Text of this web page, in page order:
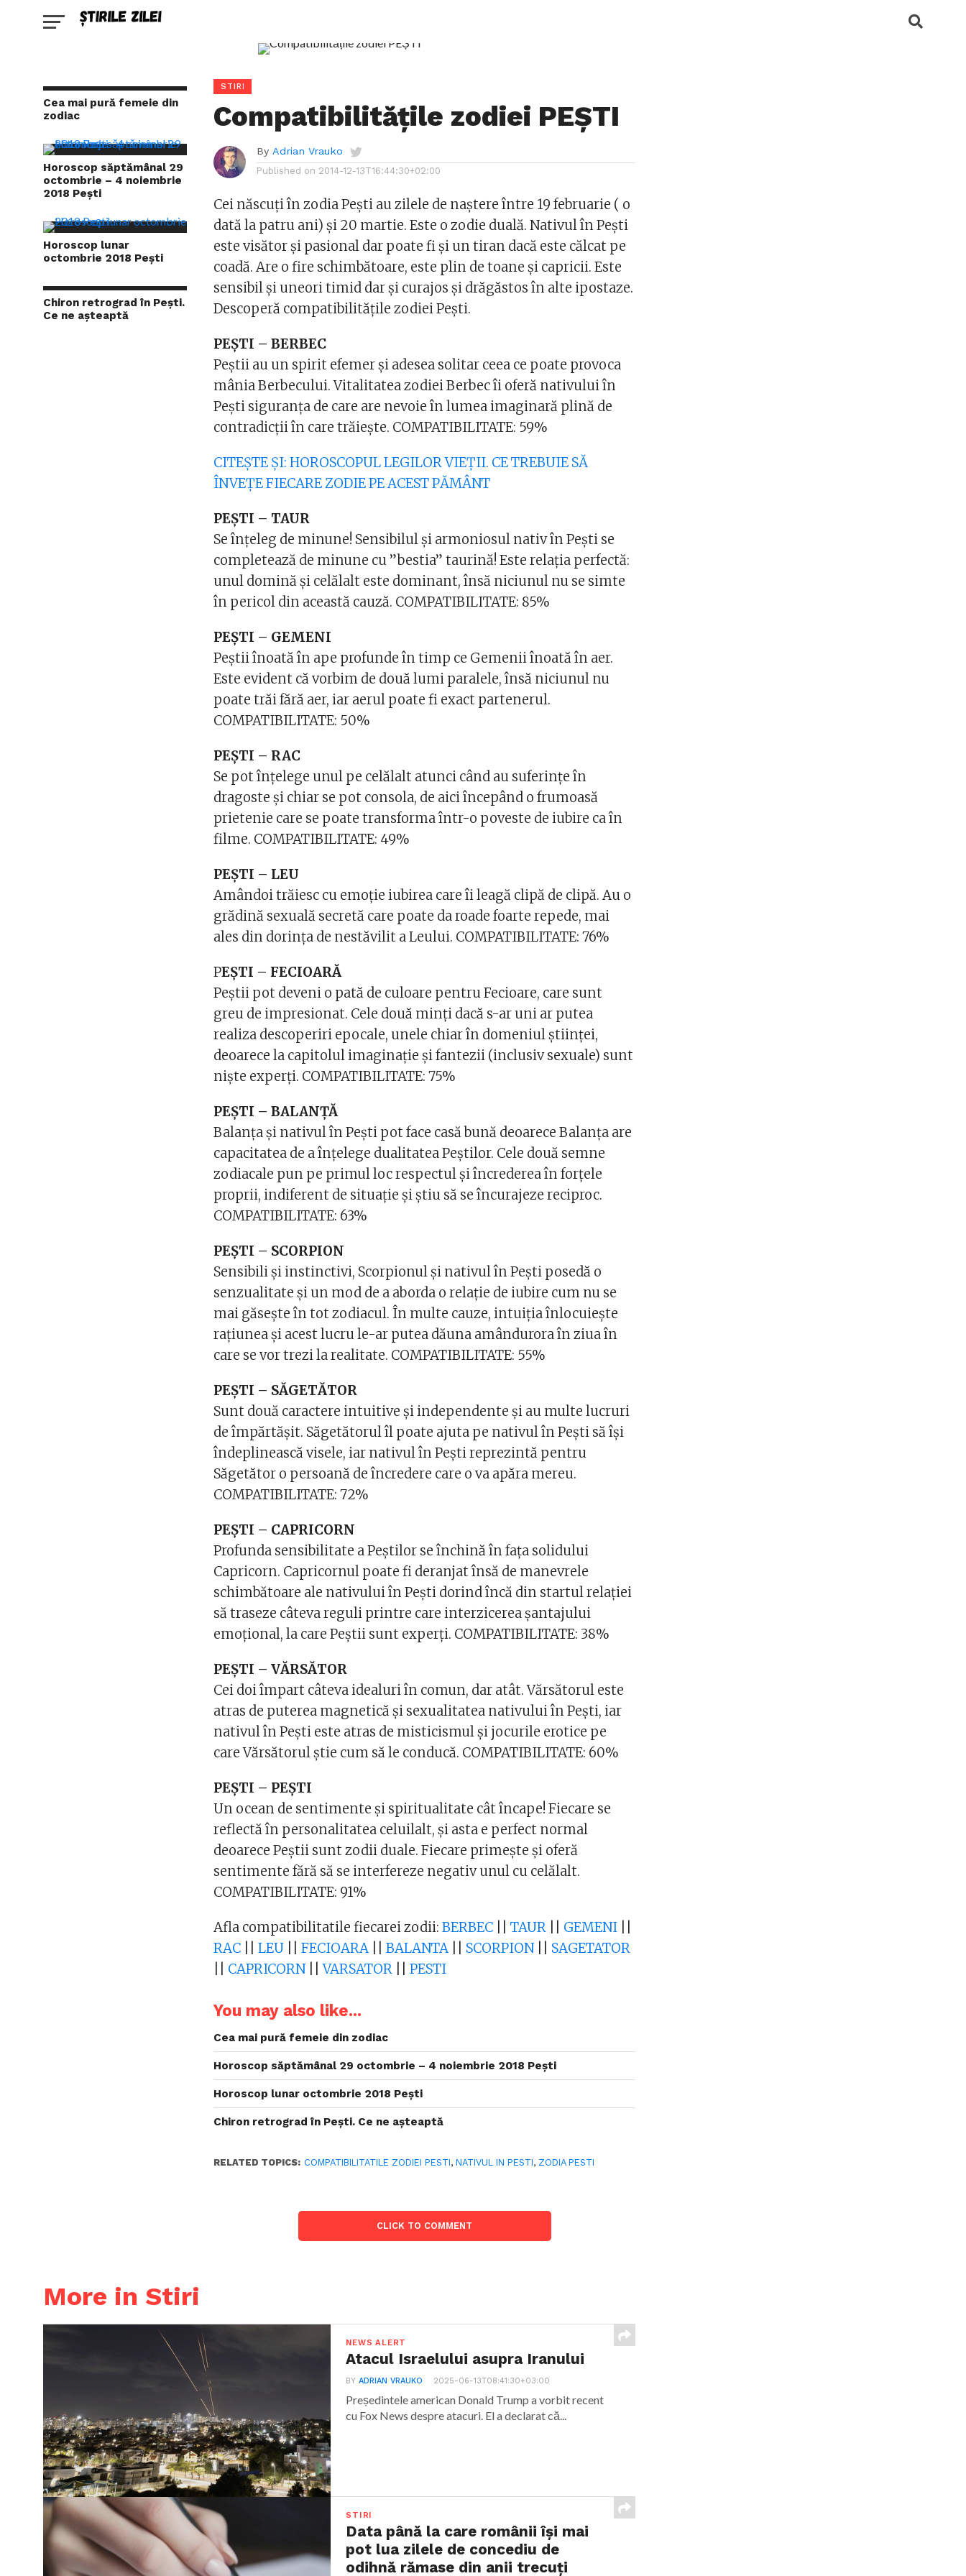
Cea mai pură femeie din
zodiac
Horoscop săptămânal 29
octombrie – 4 noiembrie
2018 Pești
Horoscop lunar
octombrie 2018 Pești
Chiron retrograd în Pești.
Ce ne așteaptă
STIRI
Compatibilitățile zodiei PEȘTI
By Adrian Vrauko
Published on 2014-12-13T16:44:30+02:00
Cei născuți în zodia Pești au zilele de naștere între 19 februarie ( o
dată la patru ani) și 20 martie. Este o zodie duală. Nativul în Pești
este visător și pasional dar poate fi și un tiran dacă este călcat pe
coadă. Are o fire schimbătoare, este plin de toane și capricii. Este
sensibil și uneori timid dar și curajos și drăgăstos în alte ipostaze.
Descoperă compatibilitățile zodiei Pești.
PEȘTI – BERBEC
Peștii au un spirit efemer și adesea solitar ceea ce poate provoca
mânia Berbecului. Vitalitatea zodiei Berbec îi oferă nativului în
Pești siguranța de care are nevoie în lumea imaginară plină de
contradicții în care trăiește. COMPATIBILITATE: 59%
CITEȘTE ȘI: HOROSCOPUL LEGILOR VIEȚII. CE TREBUIE SĂ
ÎNVEȚE FIECARE ZODIE PE ACEST PĂMÂNT
PEȘTI – TAUR
Se înțeleg de minune! Sensibilul și armoniosul nativ în Pești se
completează de minune cu ”bestia” taurină! Este relația perfectă:
unul domină și celălalt este dominant, însă niciunul nu se simte
în pericol din această cauză. COMPATIBILITATE: 85%
PEȘTI – GEMENI
Peștii înoată în ape profunde în timp ce Gemenii înoată în aer.
Este evident că vorbim de două lumi paralele, însă niciunul nu
poate trăi fără aer, iar aerul poate fi exact partenerul.
COMPATIBILITATE: 50%
PEȘTI – RAC
Se pot înțelege unul pe celălalt atunci când au suferințe în
dragoste și chiar se pot consola, de aici începând o frumoasă
prietenie care se poate transforma într-o poveste de iubire ca în
filme. COMPATIBILITATE: 49%
PEȘTI – LEU
Amândoi trăiesc cu emoție iubirea care îi leagă clipă de clipă. Au o
grădină sexuală secretă care poate da roade foarte repede, mai
ales din dorința de nestăvilit a Leului. COMPATIBILITATE: 76%
PEȘTI – FECIOARĂ
Peștii pot deveni o pată de culoare pentru Fecioare, care sunt
greu de impresionat. Cele două minți dacă s-ar uni ar putea
realiza descoperiri epocale, unele chiar în domeniul științei,
deoarece la capitolul imaginație și fantezii (inclusiv sexuale) sunt
niște experți. COMPATIBILITATE: 75%
PEȘTI – BALANȚĂ
Balanța și nativul în Pești pot face casă bună deoarece Balanța are
capacitatea de a înțelege dualitatea Peștilor. Cele două semne
zodiacale pun pe primul loc respectul și încrederea în forțele
proprii, indiferent de situație și știu să se încurajeze reciproc.
COMPATIBILITATE: 63%
PEȘTI – SCORPION
Sensibili și instinctivi, Scorpionul și nativul în Pești posedă o
senzualitate și un mod de a aborda o relație de iubire cum nu se
mai găsește în tot zodiacul. În multe cauze, intuiția înlocuiește
rațiunea și acest lucru le-ar putea dăuna amândurora în ziua în
care se vor trezi la realitate. COMPATIBILITATE: 55%
PEȘTI – SĂGETĂTOR
Sunt două caractere intuitive și independente și au multe lucruri
de împărtășit. Săgetătorul îl poate ajuta pe nativul în Pești să își
îndeplinească visele, iar nativul în Pești reprezintă pentru
Săgetător o persoană de încredere care o va apăra mereu.
COMPATIBILITATE: 72%
PEȘTI – CAPRICORN
Profunda sensibilitate a Peștilor se închină în fața solidului
Capricorn. Capricornul poate fi deranjat însă de manevrele
schimbătoare ale nativului în Pești dorind încă din startul relației
să traseze câteva reguli printre care interzicerea șantajului
emoțional, la care Peștii sunt experți. COMPATIBILITATE: 38%
PEȘTI – VĂRSĂTOR
Cei doi împart câteva idealuri în comun, dar atât. Vărsătorul este
atras de puterea magnetică și sexualitatea nativului în Pești, iar
nativul în Pești este atras de misticismul și jocurile erotice pe
care Vărsătorul știe cum să le conducă. COMPATIBILITATE: 60%
PEȘTI – PEȘTI
Un ocean de sentimente și spiritualitate cât încape! Fiecare se
reflectă în personalitatea celuilalt, și asta e perfect normal
deoarece Peștii sunt zodii duale. Fiecare primește și oferă
sentimente fără să se interfereze negativ unul cu celălalt.
COMPATIBILITATE: 91%
Afla compatibilitatile fiecarei zodii:BERBEC ||TAUR GEMENI
RAC ||LEU ||FECIOARA ||BALANTA SCORPION|| SAGETATOR
CAPRICORN||VARSATOR ||PESTI
You may also like...
Cea mai pură femeie din zodiac
Horoscop săptămânal 29 octombrie – 4 noiembrie 2018 Pești
Horoscop lunar octombrie 2018 Pești
Chiron retrograd în Pești. Ce ne așteaptă
RELATED TOPICS: COMPATIBILITATILE ZODIEI PESTI,NATIVUL IN PESTI, ZODIA PESTI
CLICK TO COMMENT
More in Stiri
NEWS ALERT
Atacul Israelului asupra Iranului
BYADRIAN VRAUKO 2025-06-13T08:41:30+03:00
Președintele american Donald Trump a vorbit recent
cu Fox News despre atacuri. El a declarat că...
STIRI
Data până la care românii îşi mai
pot lua zilele de concediu de
odihnă rămase din anii trecuţi